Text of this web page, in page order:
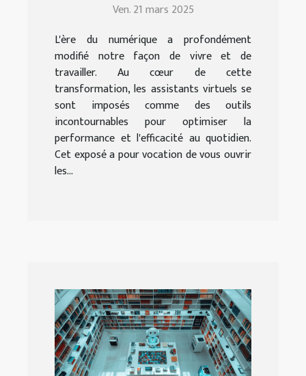
d'un assistant virtuel
efficace
Ven. 21 mars 2025
L'ère du numérique a profondément
modifié notre façon de vivre et de
travailler. Au cœur de cette
transformation, les assistants virtuels se
sont imposés comme des outils
incontournables pour optimiser la
performance et l'efficacité au quotidien.
Cet exposé a pour vocation de vous ouvrir
les...